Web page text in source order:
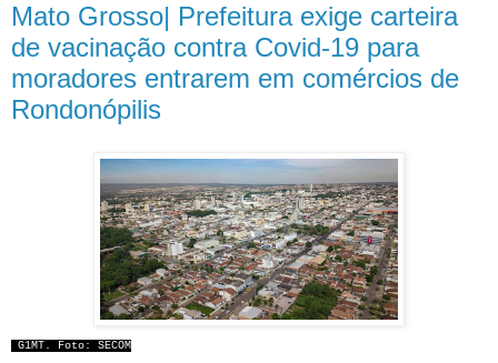
Mato Grosso| Prefeitura exige carteira
de vacinação contra Covid-19 para
moradores entrarem em comércios de
Rondonópilis
G1MT. Foto: SECOM